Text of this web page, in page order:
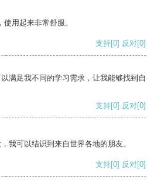
用起来非常舒服。
支持[0] 反对[0]
满足我不同的学习需求，让我能够找到自
支持[0] 反对[0]
我可以结识到来自世界各地的朋友。
支持[0] 反对[0]